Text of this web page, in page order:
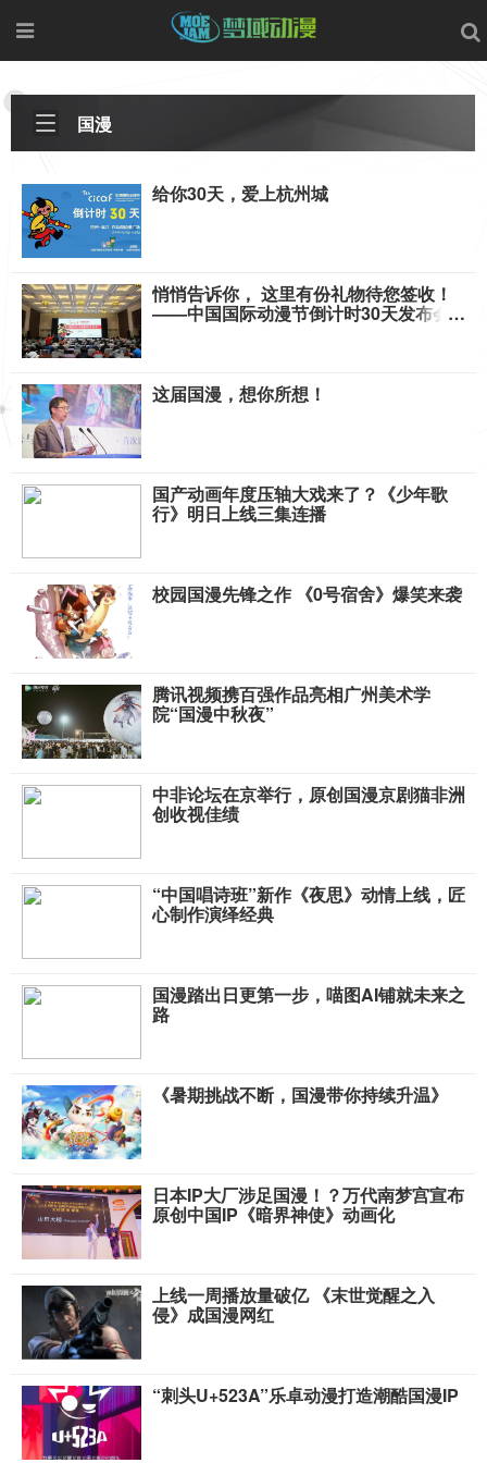
国漫
给你30天，爱上杭州城
悄悄告诉你， 这里有份礼物待您签收！
——中国国际动漫节倒计时30天发布会
这届国漫，想你所想！
国产动画年度压轴大戏来了？《少年歌
行》明日上线三集连播
校园国漫先锋之作 《0号宿舍》爆笑来袭
腾讯视频携百强作品亮相广州美术学
院“国漫中秋夜”
中非论坛在京举行，原创国漫京剧猫非洲
创收视佳绩
“中国唱诗班”新作《夜思》动情上线，匠
心制作演绎经典
国漫踏出日更第一步，喵图AI铺就未来之
路
《暑期挑战不断，国漫带你持续升温》
日本IP大厂涉足国漫！？万代南梦宫宣布
原创中国IP《暗界神使》动画化
上线一周播放量破亿 《末世觉醒之入
侵》成国漫网红
“刺头U+523A”乐卓动漫打造潮酷国漫IP